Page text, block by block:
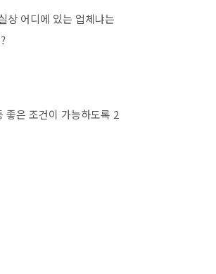
상 어디에 있는 업체냐는
좋은 조건이 가능하도록 2